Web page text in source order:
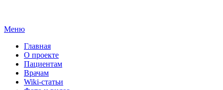
Меню
Главная
О проекте
Пациентам
Врачам
Wiki-статьи